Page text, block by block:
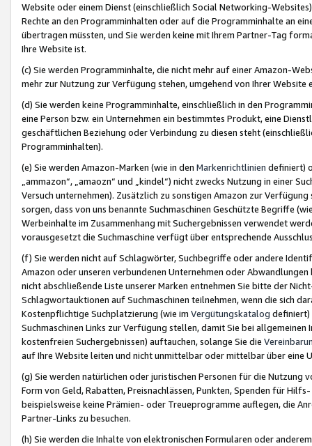
Website oder einem Dienst (einschließlich Social Networking-
Rechte an den Programminhalten oder auf die Programminhalte an
übertragen müssten, und Sie werden keine mit Ihrem Partner-Tag
Ihre Website ist.
(c) Sie werden Programminhalte, die nicht mehr auf einer Amazon-
mehr zur Nutzung zur Verfügung stehen, umgehend von Ihrer
(d) Sie werden keine Programminhalte, einschließlich in den
eine Person bzw. ein Unternehmen ein bestimmtes Produkt, eine
geschäftlichen Beziehung oder Verbindung zu diesen steht
Programminhalten).
(e) Sie werden Amazon-Marken (wie in den Markenrichtlinien definiert)
„ammazon“, „amaozn“ und „kindel“) nicht zwecks Nutzung in einer
Versuch unternehmen). Zusätzlich zu sonstigen Amazon zur
sorgen, dass von uns benannte Suchmaschinen Geschützte Begriffe
Werbeinhalte im Zusammenhang mit Suchergebnissen verwendet
vorausgesetzt die Suchmaschine verfügt über entsprechende
(f) Sie werden nicht auf Schlagwörter, Suchbegriffe oder andere
Amazon oder unseren verbundenen Unternehmen oder
nicht abschließende Liste unserer Marken entnehmen Sie bitte der
Schlagwortauktionen auf Suchmaschinen teilnehmen, wenn die sich
Kostenpflichtige Suchplatzierung (wie im Vergütungskatalog definiert)
Suchmaschinen Links zur Verfügung stellen, damit Sie bei
kostenfreien Suchergebnissen) auftauchen, solange Sie die
auf Ihre Website leiten und nicht unmittelbar oder mittelbar über eine
(g) Sie werden natürlichen oder juristischen Personen für die Nutzung
Form von Geld, Rabatten, Preisnachlässen, Punkten, Spenden für
beispielsweise keine Prämien- oder Treueprogramme auflegen, die
Partner-Links zu besuchen.
(h) Sie werden die Inhalte von elektronischen Formularen oder